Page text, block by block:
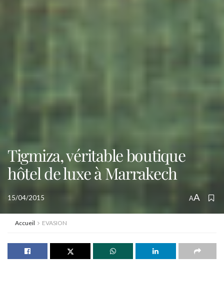
Tigmiza, véritable boutique
hôtel de luxe à Marrakech
15/04/2015 AA
Accueil EVASION